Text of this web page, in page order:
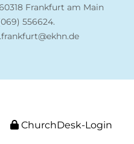
Frankfurt am Main
556624.
ChurchDesk-Login